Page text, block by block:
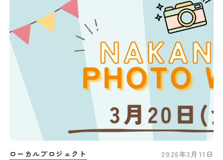
ローカルプロジェクト 2026年3月11日